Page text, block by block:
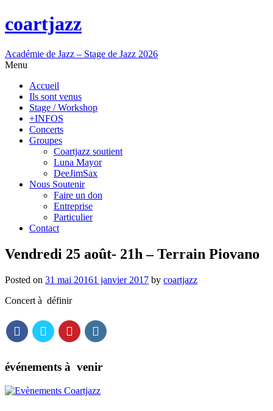
coartjazz
Académie de Jazz – Stage de Jazz 2026
Menu
Accueil
Ils sont venus
Stage / Workshop
+INFOS
Concerts
Groupes
Coartjazz soutient
Luna Mayor
DeeJimSax
Nous Soutenir
Faire un don
Entreprise
Particulier
Contact
Vendredi 25 août- 21h – Terrain Piovano
Posted on 31 mai 20161 janvier 2017 by coartjazz
Concert à définir
événements à venir